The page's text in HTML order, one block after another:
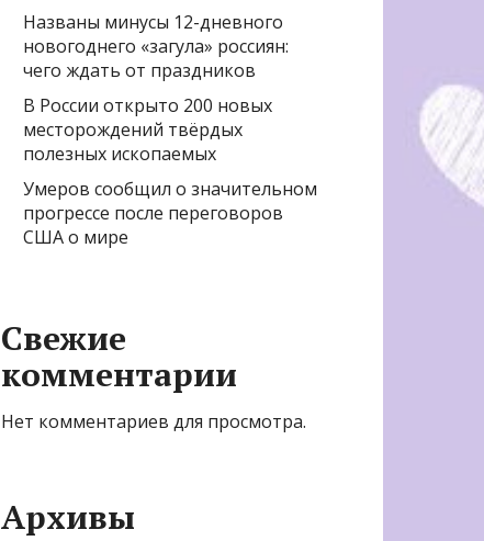
Названы минусы 12-дневного
новогоднего «загула» россиян:
чего ждать от праздников
В России открыто 200 новых
месторождений твёрдых
полезных ископаемых
Умеров сообщил о значительном
прогрессе после переговоров
США о мире
Свежие
комментарии
Нет комментариев для просмотра.
Архивы